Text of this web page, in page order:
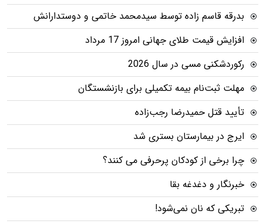
بدرقه قاسم زاده توسط سیدمحمد خاتمی و دوستدارانش
افزایش قیمت طلای جهانی امروز 17 مرداد
رکوردشکنی مسی در سال 2026
مهلت ثبت‌نام بیمه تکمیلی برای بازنشستگان
تأیید قتل حمیدرضا رجب‌زاده
ایرج در بیمارستان بستری شد
چرا برخی از کودکان پرحرفی می کنند؟
خبرنگار و دغدغه بقا
تبریکی که نان نمی‌شود!